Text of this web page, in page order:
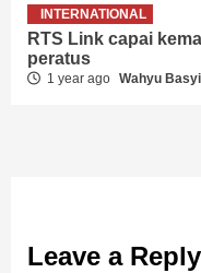
INTERNATIONAL
RTS Link capai
peratus
1 year ago Wahyu
Leave a Reply